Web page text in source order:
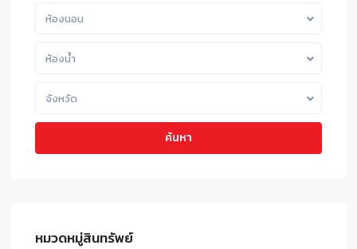
ห้องนอน
ห้องน้ำ
จังหวัด
ค้นหา
หมวดหมู่สินทรัพย์